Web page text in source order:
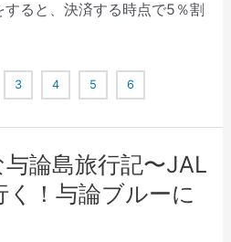
ると、決済する時点で5％割
3 4 5 6
論島旅行記〜JAL
！与論ブルーに